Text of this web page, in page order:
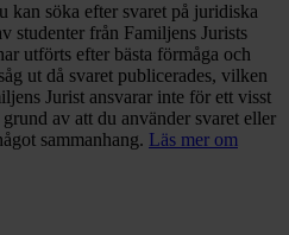
kan söka efter svaret på juridiska
studenter från Familjens Jurists
utförts efter bästa förmåga och
ut då svaret publicerades, vilken
Jurist ansvarar inte för ett visst
av att du använder svaret eller
sammanhang. Läs mer om